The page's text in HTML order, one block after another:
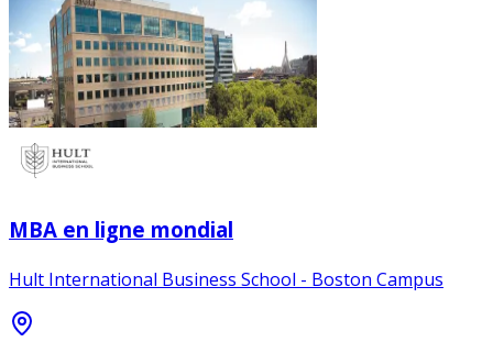
MBA en ligne mondial
Hult International Business School - Boston Campus